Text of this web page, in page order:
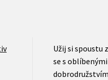
Užij si spoustu
se s